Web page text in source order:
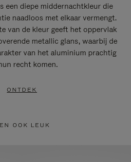
een diepe middernachtkleur die
naadloos met elkaar vermengt.
van de kleur geeft het oppervlak
metallic glans, waarbij de
van het aluminium prachtig
recht komen.
ONTDEK
OOK LEUK